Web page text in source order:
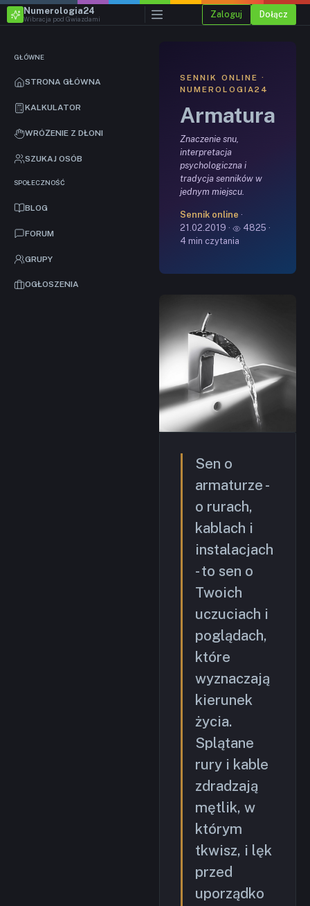
GŁÓWNE
STRONA GŁÓWNA
KALKULATOR
WRÓŻENIE Z DŁONI
SZUKAJ OSÓB
SPOŁECZNOŚĆ
BLOG
FORUM
GRUPY
OGŁOSZENIA
Numerologia24
Wibracja pod Gwiazdami Zaloguj Dołącz
SENNIK ONLINE ·
NUMEROLOGIA24
Armatura
Znaczenie snu,
interpretacja
psychologiczna i
tradycja senników w
jednym miejscu.
Sennik online ·
21.02.2019 ·
4825 ·
4 min czytania
Sen o
armaturze -
o rurach,
kablach i
instalacjach
- to sen o
Twoich
uczuciach i
poglądach,
które
wyznaczają
kierunek
życia.
Splątane
rury i kable
zdradzają
mętlik, w
którym
tkwisz, i lęk
przed
uporządko